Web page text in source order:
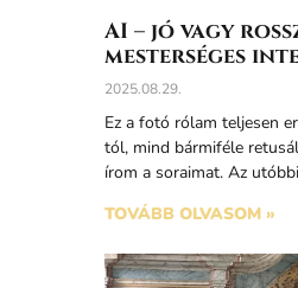
AI – jó vagy
mesterséges
2025.08.29.
Ez a fotó rólam teljesen
tól, mind bármiféle
írom a soraimat. Az
TOVÁBB OLVASOM »